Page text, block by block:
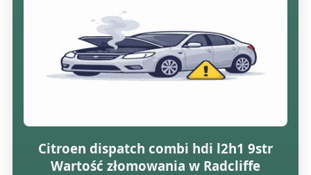
Citroen dispatch combi hdi l2h1 9str
Wartość złomowania w Radcliffe